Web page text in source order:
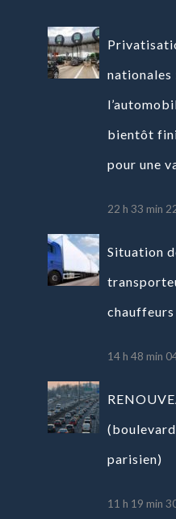
nationales
bientôt
pour une
22 h 33 min
Situation
14 h 48 min
parisien)
11 h 19 min